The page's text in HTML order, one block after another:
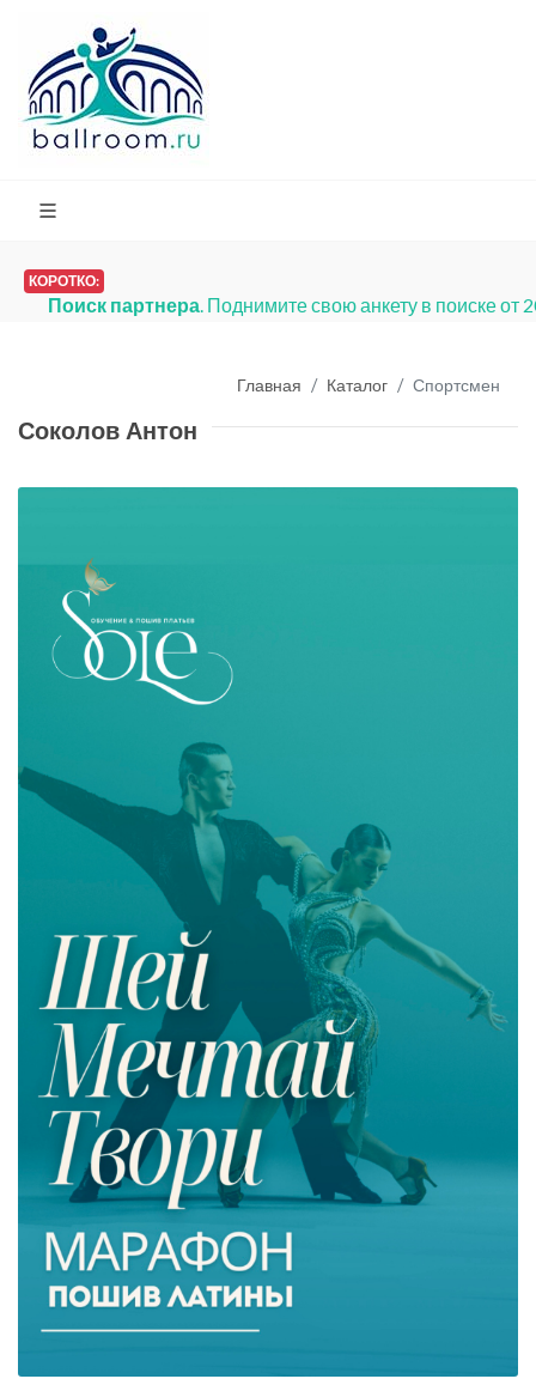
КОРОТКО:
Поиск партнера. Поднимите свою анкету в поиске от
Главная Каталог Спортсмен
Соколов Антон